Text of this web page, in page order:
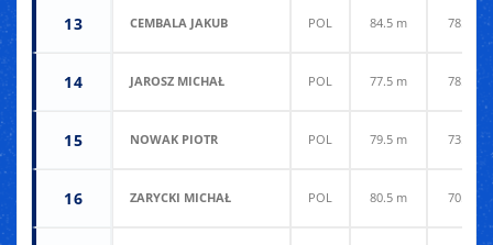
13 CEMBALA JAKUB POL 84.5 m 78.0 m
14 JAROSZ MICHAŁ POL 77.5 m 78.5 m
15 NOWAK PIOTR POL 79.5 m 73.5 m
16 ZARYCKI MICHAŁ POL 80.5 m 70.0 m